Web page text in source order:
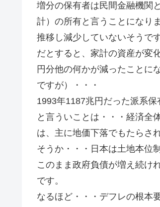
増分の保有者は民間金融機関
計）の所有と言うことになり
推移し減少していないそうです
だとすると、家計の資産が変
円分他の何かが減ったことに
ですが）・・・
1993年1187兆円だった派系
と言ういことは・・・経済全
は、主に地価下落でもたらさ
そうか・・・日本は土地本位
このまま政府負債が増え続け
です。
なるほど・・・デフレの根本